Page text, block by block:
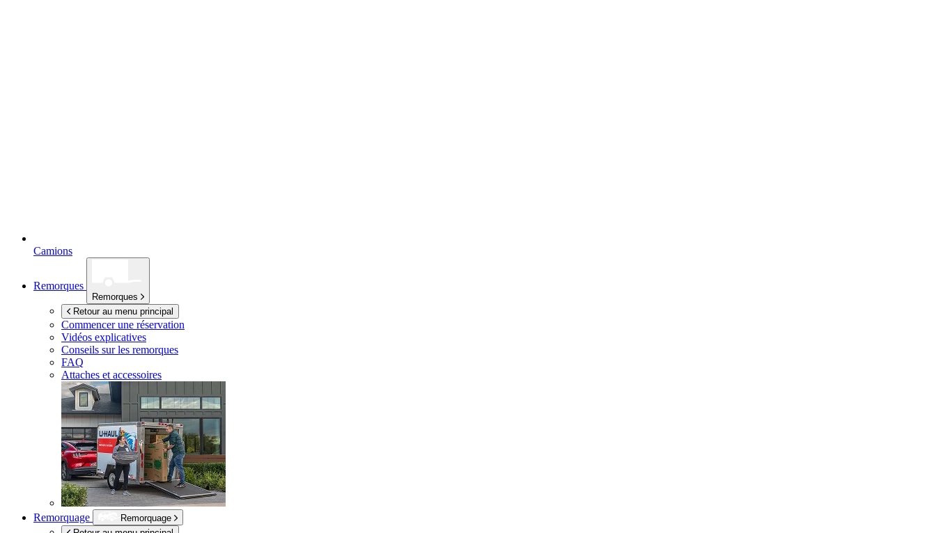
Camions
Remorques
Remorques
Retour au menu principal
Commencer une réservation
Vidéos explicatives
Conseils sur les remorques
FAQ
Attaches et accessoires
Remorquage
Remorquage